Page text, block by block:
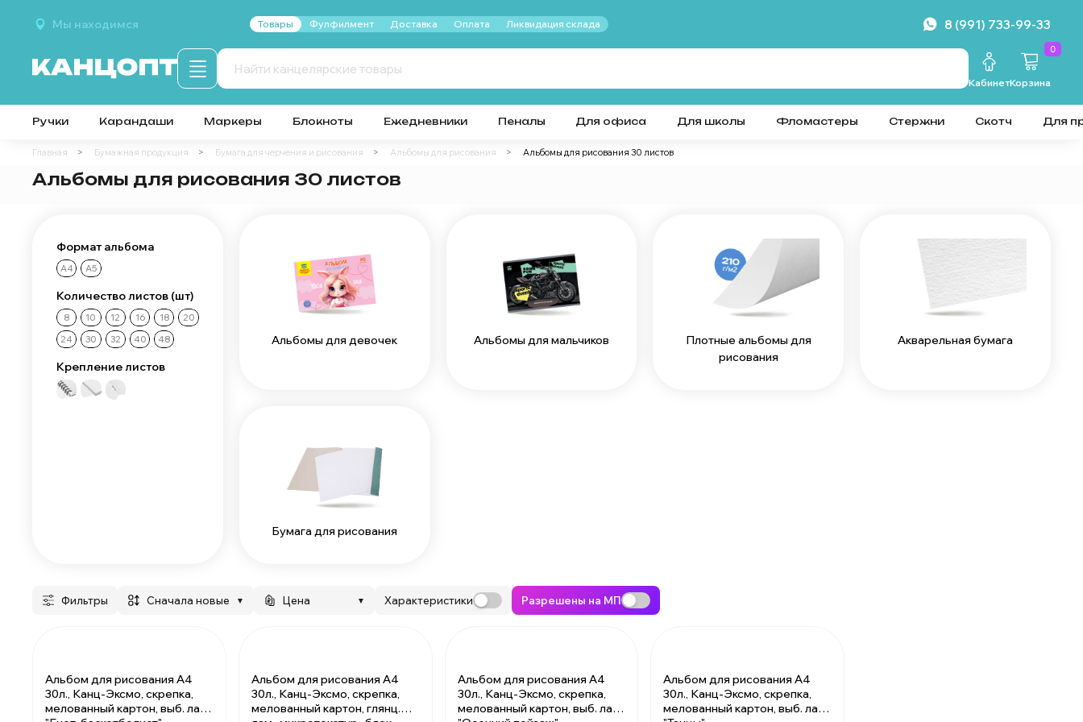
Мы находимся Товары Фулфилмент Доставка Оплата Ликвидация склада 8 (991) 733-99-33
КабинетКорзина
0
Ручки Карандаши Маркеры Блокноты Ежедневники Пеналы Для офиса Для школы Фломастеры Стержни Скотч Для
Главная Бумажная продукция Бумага для черчения и рисования Альбомы для рисования Альбомы для рисования 30 листов
Альбомы для рисования 30 листов
Формат альбома
А4 А5
Количество листов (шт)
8 10 12 16 18
20
24
30 32 40 48
Крепление листов
Альбомы для девочек Альбомы для мальчиков
Плотные альбомы для
рисования
Акварельная бумага
Бумага для рисования
Фильтры сначала новые ▼ Цена ▼ Характеристики Разрешены на МП
Альбом для рисования А4
30л., Канц-Эксмо, скрепка,
мелованный картон, выб. лак,
Альбом для рисования А4
30л., Канц-Эксмо, скрепка,
мелованный картон, глянц.
Альбом для рисования А4
30л., Канц-Эксмо, скрепка,
мелованный картон, выб. лак,
Альбом для рисования А4
30л., Канц-Эксмо, скрепка,
мелованный картон, выб. лак,